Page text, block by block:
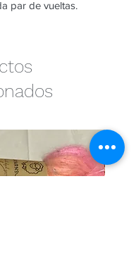
par de vueltas.